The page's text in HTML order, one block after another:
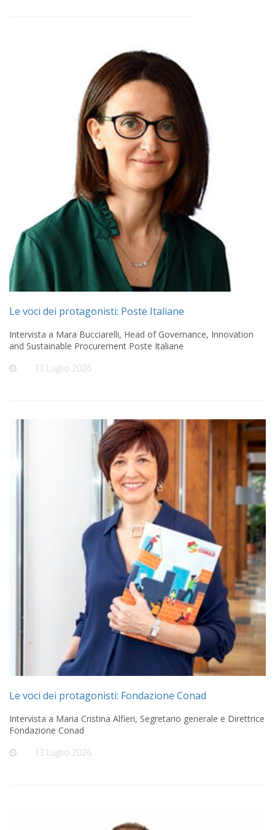
Le voci dei protagonisti: Poste Italiane
Intervista a Mara Bucciarelli, Head of Governance, Innovation
and Sustainable Procurement Poste Italiane
13 Luglio 2026
Le voci dei protagonisti: Fondazione Conad
Intervista a Maria Cristina Alfieri, Segretario generale e Direttrice
Fondazione Conad
13 Luglio 2026